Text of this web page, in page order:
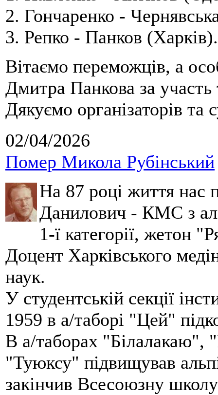
2. Гончаренко -
3. Репко - Панков (Харків).
Вітаємо переможців, а
Дмитра Панкова за
Дякуємо організаторів та
02/04/2026
Помер Микола Рубінський
На 87 році життя нас
Данилович - КМС з
1-ї категорії, жетон
Доцент Харківського
наук.
У студентській секції
1959 в а/таборі "Цей"
В а/таборах "Білалакаю",
"Туюксу" підвищував
закінчив Всесоюзну